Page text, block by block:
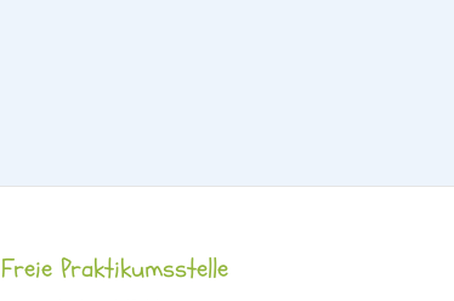
Freie Praktikumsstelle